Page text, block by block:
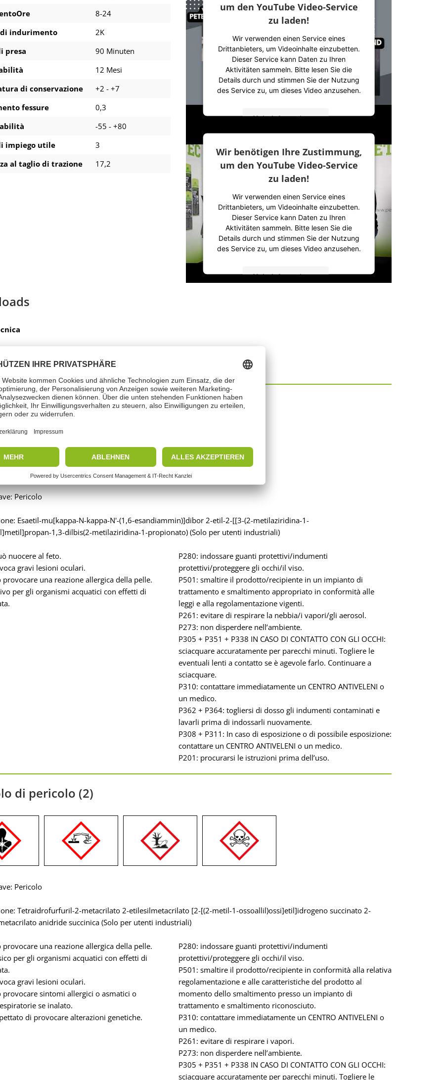
8-24
di indurimento
2K
presa
90 Minuten
12 Mesi
di conservazione
+2 - +7
fessure
0,3
-55 - +80
impiego utile
3
al taglio di trazione
17,2
um den YouTube Video-Service
zu laden!
Wir verwenden einen Service eines
Drittanbieters, um Videoinhalte einzubetten.
Dieser Service kann Daten zu Ihren
Aktivitäten sammeln. Bitte lesen Sie die
Details durch und stimmen Sie der Nutzung
des Service zu, um dieses Video anzusehen.
Mehr Informationen
powered byUsercentrics Consent
Wir benötigen Ihre Zustimmung,
um den YouTube Video-Service
zu laden!
Wir verwenden einen Service eines
Drittanbieters, um Videoinhalte einzubetten.
Dieser Service kann Daten zu Ihren
Aktivitäten sammeln. Bitte lesen Sie die
Details durch und stimmen Sie der Nutzung
des Service zu, um dieses Video anzusehen.
Mehr Informationen
di pericolo (1)
Pericolo
Esaetil-mu[kappa-N-kappa-N'-(1,6-esandiammin)]dibor 2-etil-2-[[3-(2-metilaziridina-1-
1,3-dilbis(2-metilaziridina-1-propionato) (Solo per utenti industriali)
nuocere al feto.
gravi lesioni oculari.
provocare una reazione allergica della pelle.
per gli organismi acquatici con effetti di
P280: indossare guanti protettivi/indumenti
protettivi/proteggere gli occhi/il viso.
P501: smaltire il prodotto/recipiente in un impianto di
trattamento e smaltimento appropriato in conformità alle
leggi e alla regolamentazione vigenti.
P261: evitare di respirare la nebbia/i vapori/gli aerosol.
P273: non disperdere nell’ambiente.
P305 + P351 + P338 IN CASO DI CONTATTO CON GLI OCCHI:
sciacquare accuratamente per parecchi minuti. Togliere le
eventuali lenti a contatto se è agevole farlo. Continuare a
sciacquare.
P310: contattare immediatamente un CENTRO ANTIVELENI o
un medico.
P362 + P364: togliersi di dosso gli indumenti contaminati e
lavarli prima di indossarli nuovamente.
P308 + P311: In caso di esposizione o di possibile esposizione:
contattare un CENTRO ANTIVELENI o un medico.
P201: procurarsi le istruzioni prima dell’uso.
di pericolo (2)
Pericolo
Tetraidrofurfuril-2-metacrilato 2-etilesilmetacrilato [2-[(2-metil-1-ossoallil)ossi]etil]idrogeno succinato 2-
anidride succinica (Solo per utenti industriali)
provocare una reazione allergica della pelle.
per gli organismi acquatici con effetti di
gravi lesioni oculari.
provocare sintomi allergici o asmatici o
se inalato.
di provocare alterazioni genetiche.
P280: indossare guanti protettivi/indumenti
protettivi/proteggere gli occhi/il viso.
P501: smaltire il prodotto/recipiente in conformità alla relativa
regolamentazione e alle caratteristiche del prodotto al
momento dello smaltimento presso un impianto di
trattamento e smaltimento riconosciuto.
P310: contattare immediatamente un CENTRO ANTIVELENI o
un medico.
P261: evitare di respirare i vapori.
P273: non disperdere nell’ambiente.
P305 + P351 + P338 IN CASO DI CONTATTO CON GLI OCCHI:
sciacquare accuratamente per parecchi minuti. Togliere le